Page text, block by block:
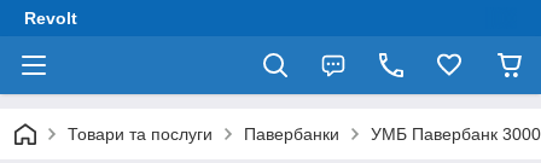
Revolt
Товари та послуги Павербанки УМБ Павербанк